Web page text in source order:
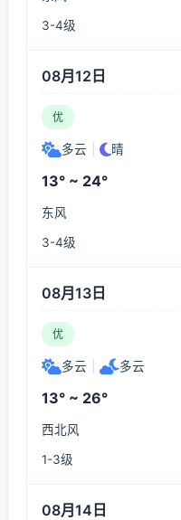
3-4级
08月12日
优
多云 晴
13° ~ 24°
东风
3-4级
08月13日
优
多云 多云
13° ~ 26°
西北风
1-3级
08月14日